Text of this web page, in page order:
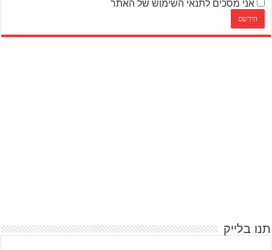
אני מסכים לתנאי השימוש של האתר
תנו בלייק